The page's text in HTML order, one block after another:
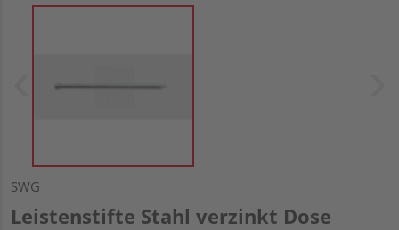
SWG
Leistenstifte Stahl verzinkt Dose